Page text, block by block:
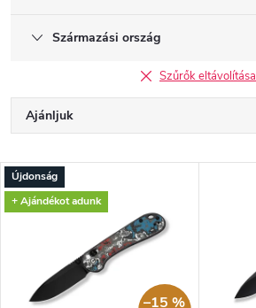
Származási ország
Szűrők eltávolítása
m
é
k
Ajánljuk
Legdrágább
Legnépszerűbb termékek
ABC szerint
T
e
r
Újdonság
+ Ajándékot adunk
–15 %